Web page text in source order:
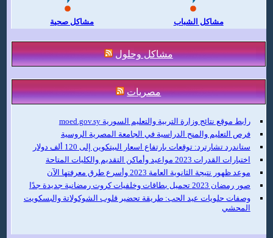
مشاكل صحية مشاكل الشباب
مشاكل وحلول
مصريات
رابط موقع نتائج وزارة التربية والتعليم السورية moed.gov.sy
فرص التعليم والمنح الدراسية في الجامعة المصرية الروسية
ستاندرد تشارترد: توقعات بارتفاع اسعار البيتكوين إلى 120 ألف دولار
اختبارات القدرات 2023 مواعيد وأماكن التقديم والكليات المتاحة
موعد ظهور نتيجة الثانوية العامة 2023 وأسرع طرق معرفتها الآن
صور رمضان 2023 تحميل بطاقات وخلفيات كروت رمضانية جديدة جدًا
وصفات حلويات عيد الحب: طريقة تحضير قلوب الشوكولاتة والبسكويت
المحشي